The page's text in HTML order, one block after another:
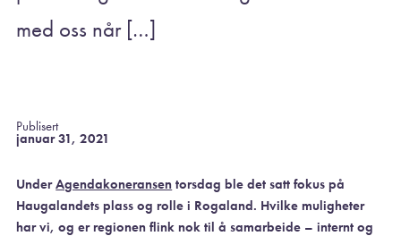
med oss når […]
Publisert
januar 31, 2021
UnderAgendakoneransen torsdag ble det satt fokus på
Haugalandets plass og rolle i Rogaland. Hvilke muligheter
har vi, og er regionen flink nok til å samarbeide – internt og